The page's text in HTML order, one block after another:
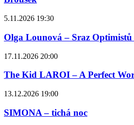
5.11.2026 19:30
Olga Lounová – Sraz Optimistů
17.11.2026 20:00
The Kid LAROI – A Perfect
13.12.2026 19:00
SIMONA – tichá noc